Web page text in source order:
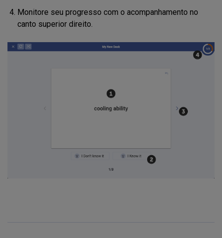
Monitore seu progresso com o acompanhamento no
canto superior direito.